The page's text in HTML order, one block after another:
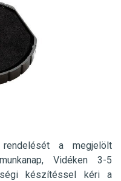
a megjelölt
Vidéken 3-5
készítéssel kéri a